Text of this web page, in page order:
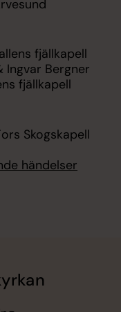
fjällkapell
Ingvar Bergner
fjällkapell
Skogskapell
händelser